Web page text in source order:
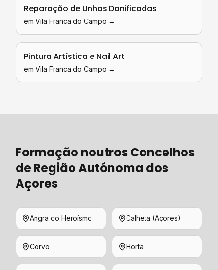
Reparação de Unhas Danificadas
em Vila Franca do Campo →
Pintura Artística e Nail Art
em Vila Franca do Campo →
Formação noutros Concelhos
deRegião Autónoma dos
Açores
Angra do Heroísmo Calheta (Açores)
Corvo Horta